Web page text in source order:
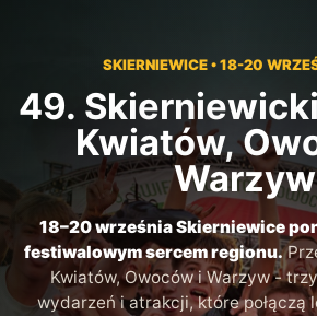
SKIERNIEWICE • 18-20
49.
Kwiatów,
Warzyw
18–20 września Skierniewice
festiwalowym sercem regionu.
Kwiatów, Owoców i Warzyw -
wydarzeń i atrakcji, które połączą